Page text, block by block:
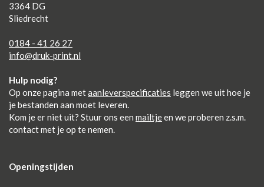
3364 DG
Sliedrecht
0184 - 41 26 27
info@druk-print.nl
Hulp nodig?
Op onze pagina metaanleverspecificaties leggen we uit hoe je
je bestanden aan moet leveren.
Kom je er niet uit? Stuur ons een mailtjeen we proberen z.s.m.
contact met je op te nemen.
Openingstijden